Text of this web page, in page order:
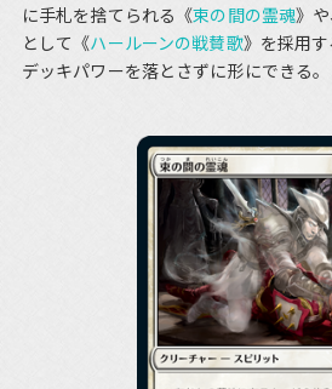
に手札を捨てられる《束の間の霊魂》
として《ハールーンの戦賛歌》を採用
デッキパワーを落とさずに形にできる。